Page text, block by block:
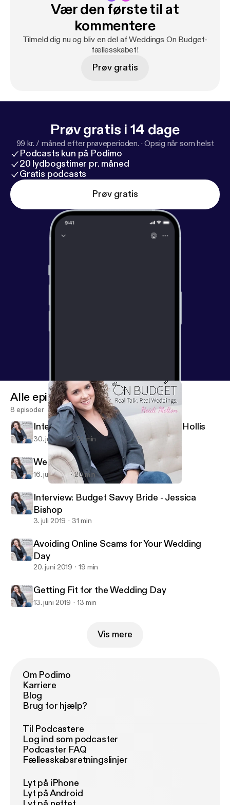
Vær den første til at
kommentere
Tilmeld dig nu og bliv en del af Weddings On Budget-
fællesskabet!
Prøv gratis
Prøv gratis i 14 dage
99 kr. / måned efter prøveperioden. ·Opsig når som helst
Podcasts kun på Podimo
20 lydbogstimer pr. måned
Gratis podcasts
Prøv gratis
Weddings On Budget
Alle episoder
8 episoder
Interview: Flowers on Budget - Julie Hollis
30. juli 2019 31 min
Wedding Dresses on Budget
16. juli 2019 20 min
Interview: Budget Savvy Bride - Jessica
Bishop
3. juli 2019 31 min
Avoiding Online Scams for Your Wedding
Day
20. juni 2019 19 min
Getting Fit for the Wedding Day
13. juni 2019 13 min
Vis mere
Om Podimo
Karriere
Blog
Brug for hjælp?
Til Podcastere
Log ind som podcaster
Podcaster FAQ
Fællesskabsretningslinjer
Lyt på iPhone
Lyt på Android